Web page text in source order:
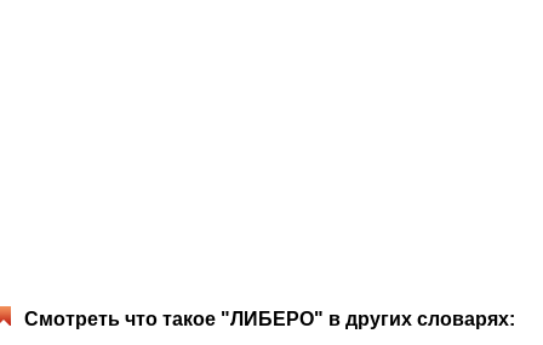
Смотреть что такое "ЛИБЕРО" в других словарях: